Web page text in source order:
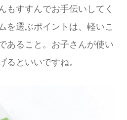
もすすんでお手伝いしてく
を選ぶポイントは、軽いこ
あること。お子さんが使い
るといいですね。